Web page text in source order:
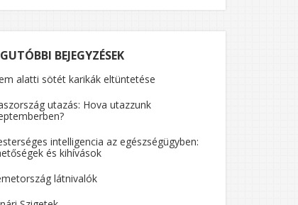
BEJEGYZÉSEK
alatti sötét karikák eltüntetése
utazás: Hova utazzunk
intelligencia az egészségügyben:
és kihívások
látnivalók